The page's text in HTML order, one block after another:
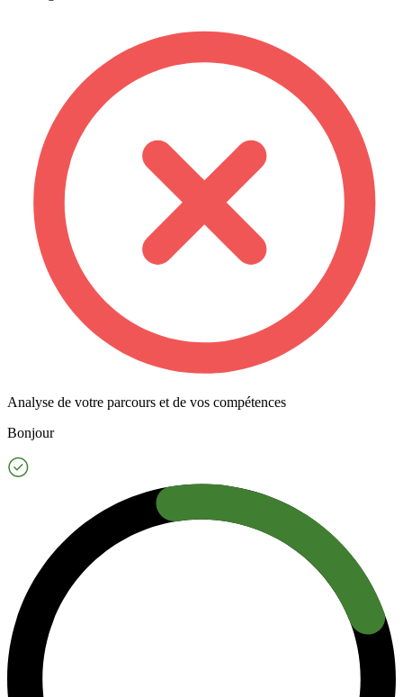
Analyse de votre parcours et de vos compétences
Bonjour